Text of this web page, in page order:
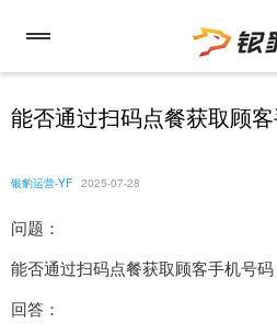
能否通过扫码点餐获取顾
银豹运营-YF 2025-07-28
问题：
能否通过扫码点餐获取顾客手机号码
回答：